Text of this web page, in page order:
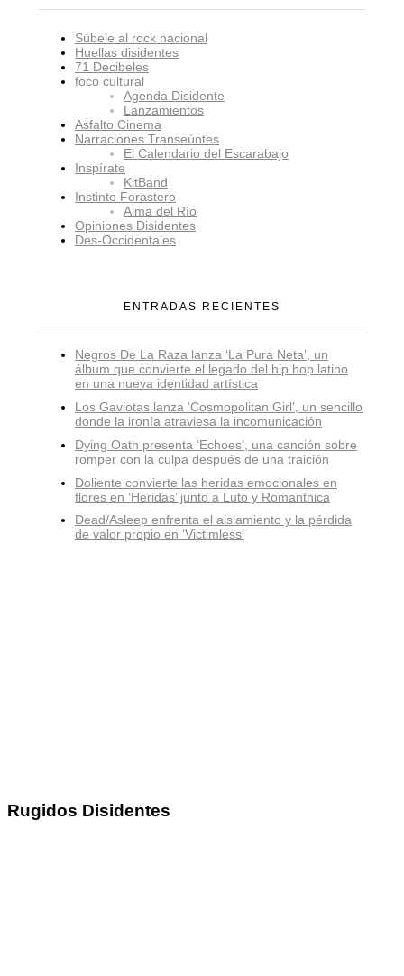
Súbele al rock nacional
Huellas disidentes
71 Decibeles
foco cultural
Agenda Disidente
Lanzamientos
Asfalto Cinema
Narraciones Transeúntes
El Calendario del Escarabajo
Inspírate
KitBand
Instinto Forastero
Alma del Río
Opiniones Disidentes
Des-Occidentales
ENTRADAS RECIENTES
Negros De La Raza lanza ‘La Pura Neta’, un
álbum que convierte el legado del hip hop latino
en una nueva identidad artística
Los Gaviotas lanza ‘Cosmopolitan Girl’, un sencillo
donde la ironía atraviesa la incomunicación
Dying Oath presenta ‘Echoes’, una canción sobre
romper con la culpa después de una traición
Doliente convierte las heridas emocionales en
flores en ‘Heridas’ junto a Luto y Romanthica
Dead/Asleep enfrenta el aislamiento y la pérdida
de valor propio en ‘Victimless’
Rugidos Disidentes